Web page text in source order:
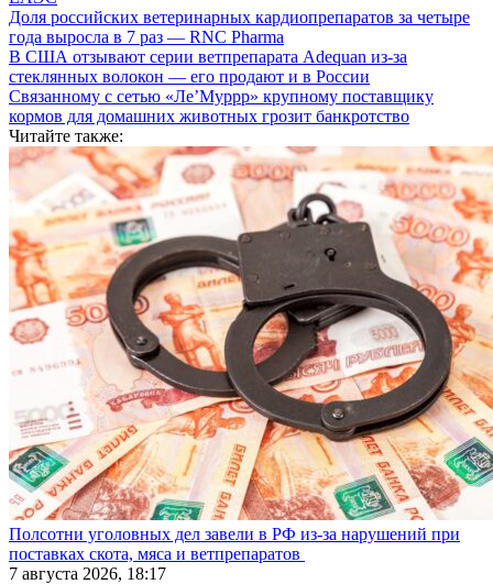
Доля российских ветеринарных кардиопрепаратов за четыре
года выросла в 7 раз — RNC Pharma
В США отзывают серии ветпрепарата Adequan из-за
стеклянных волокон — его продают и в России
Связанному с сетью «Ле’Муррр» крупному поставщику
кормов для домашних животных грозит банкротство
Читайте также:
Полсотни уголовных дел завели в РФ из-за нарушений при
поставках скота, мяса и ветпрепаратов
7 августа 2026, 18:17